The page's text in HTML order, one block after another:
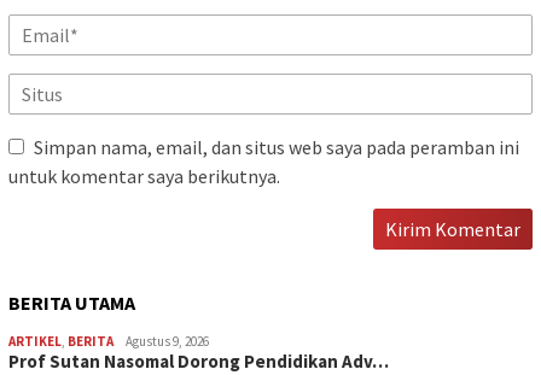
Simpan nama, email, dan situs web saya pada peramban ini
untuk komentar saya berikutnya.
BERITA UTAMA
ARTIKEL, BERITA Agustus 9, 2026
Prof Sutan Nasomal Dorong Pendidikan Adv…